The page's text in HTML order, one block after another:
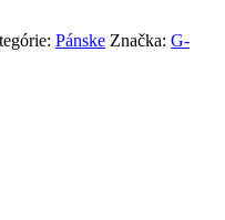
Pánske Značka: G-